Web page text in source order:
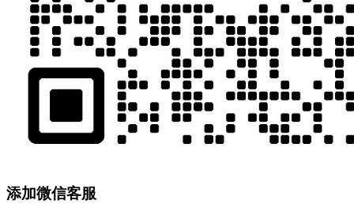
添加微信客服